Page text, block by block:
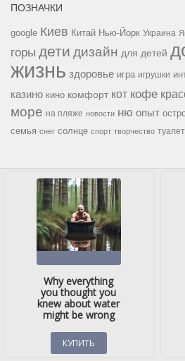
ПОЗНАЧКИ
google Киев Китай Нью-Йорк Украина
горы дети дизайн для детей
жизнь здоровье игра игрушки
казино кино комфорт кот кофе
море на пляже новости ню опыт
семья снег солнце спорт творчество туалет